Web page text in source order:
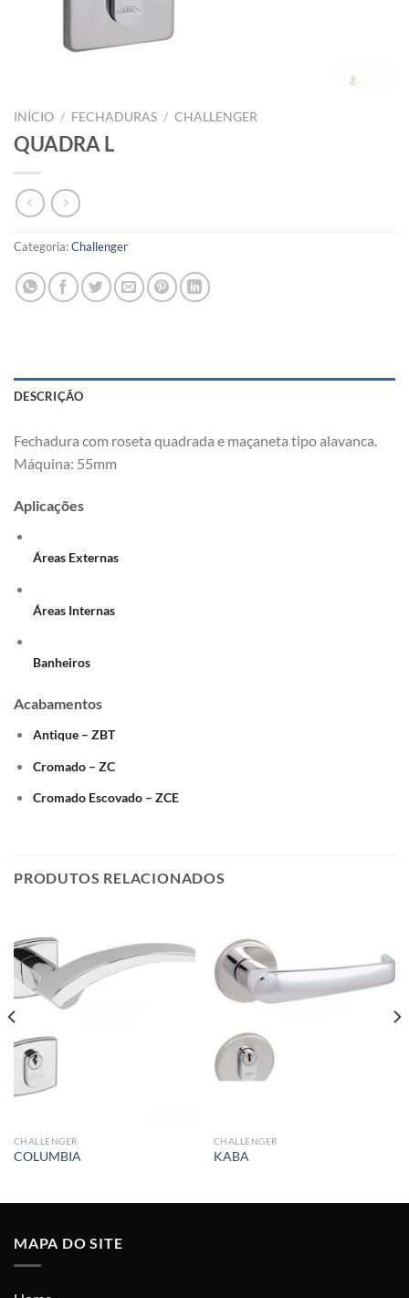
INÍCIO / FECHADURAS / CHALLENGER
QUADRA L
Categoria:Challenger
DESCRIÇÃO
Fechadura com roseta quadrada e maçaneta tipo alavanca.
Máquina: 55mm
Aplicações
Áreas Externas
Áreas Internas
Banheiros
Acabamentos
Antique – ZBT
Cromado – ZC
Cromado Escovado – ZCE
PRODUTOS RELACIONADOS
CHALLENGER
COLUMBIA
CHALLENGER
KABA
MAPA DO SITE